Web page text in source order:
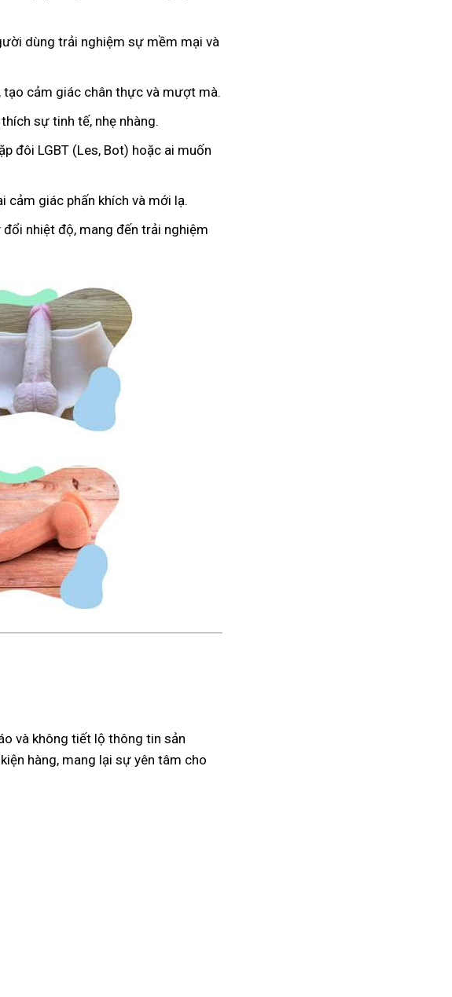
dùng trải nghiệm sự mềm mại và
cảm giác chân thực và mượt mà.
sự tinh tế, nhẹ nhàng.
đôi LGBT (Les, Bot) hoặc ai muốn
cảm giác phấn khích và mới lạ.
nhiệt độ, mang đến trải nghiệm
và không tiết lộ thông tin sản
hàng, mang lại sự yên tâm cho